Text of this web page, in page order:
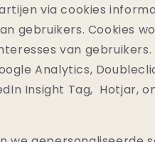
via cookies
gebruikers. Cookies
van gebruikers.
Analytics,
Insight Tag, Hotjar,